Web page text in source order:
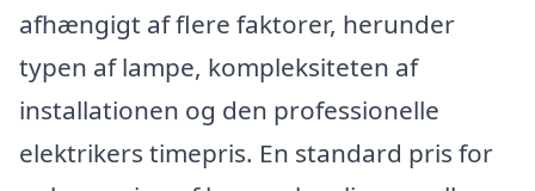
afhængigt af flere faktorer, herunder
typen af lampe, kompleksiteten af
installationen og den professionelle
elektrikers timepris. En standard pris for